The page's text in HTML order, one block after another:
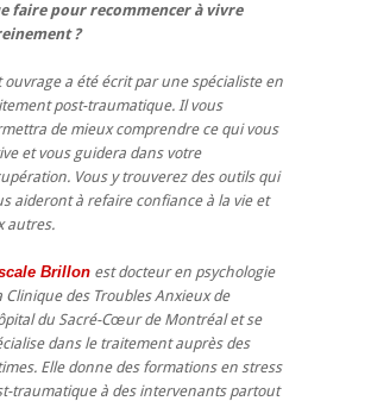
faire pour recommencer à vivre
?
ouvrage a été écrit par une spécialiste en
post-traumatique. Il vous
de mieux comprendre ce qui vous
et vous guidera dans votre
Vous y trouverez des outils qui
aideront à refaire confiance à la vie et
autres.
Brillon est docteur en psychologie
Clinique des Troubles Anxieux de
du Sacré-Cœur de Montréal et se
dans le traitement auprès des
Elle donne des formations en stress
traumatique à des intervenants partout